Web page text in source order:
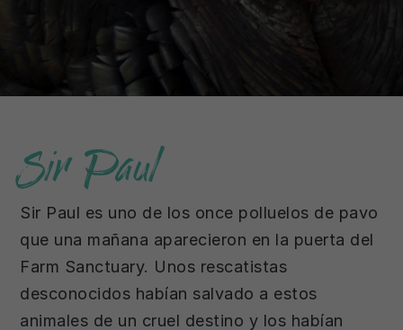
Sir Paul
Sir Paul es uno de los once polluelos de pavo
que una mañana aparecieron en la puerta del
Farm Sanctuary. Unos rescatistas
desconocidos habían salvado a estos
animales de un cruel destino y los habían